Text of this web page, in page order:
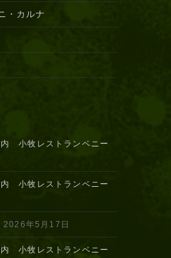
・カルナ
小牧レストランベニー
小牧レストランベニー
2026年5月17日
小牧レストランベニー